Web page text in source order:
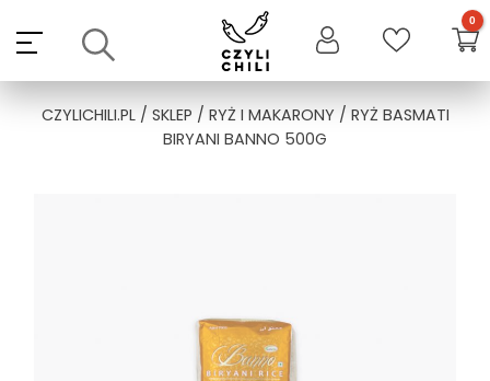
content
CZYLICHILI.PL/ SKLEP / RYŻ I MAKARONY/ RYŻ BASMATI
BIRYANI BANNO 500G